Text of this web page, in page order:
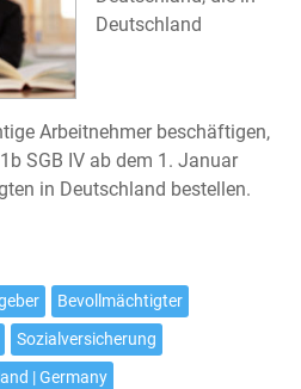
Deutschland
Arbeitnehmer beschäftigen,
SGB IV ab dem 1. Januar
in Deutschland bestellen.
Bevollmächtigter
Sozialversicherung
| Germany